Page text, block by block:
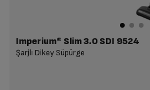
Imperium® Slim 3.0 SDI 9524
Şarjlı Dikey Süpürge